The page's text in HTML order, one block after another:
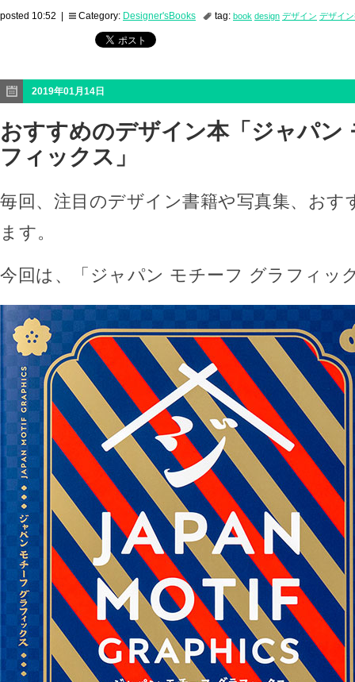
posted 10:52 | Category: Designer'sBooks tag: book design デザイン デザイ
2019年01月14日
おすすめのデザイン本「ジャパン
フィックス」
毎回、注目のデザイン書籍や写真集、おす
ます。
今回は、「ジャパン モチーフ グラフィッ